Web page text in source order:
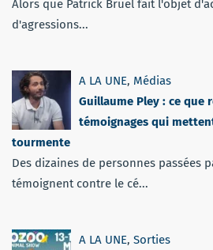
Alors que Patrick Bruel fait l'objet
d'agressions...
A LA UNE, Médias
Guillaume Pley : ce que
témoignages qui
tourmente
Des dizaines de personnes passées
témoignent contre le cé...
A LA UNE, Sorties